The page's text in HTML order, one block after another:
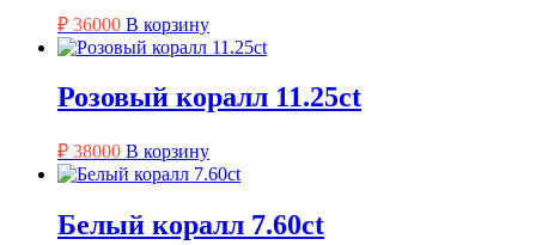
₽ 36000 В корзину
Розовый коралл 11.25ct
₽ 38000 В корзину
Белый коралл 7.60ct